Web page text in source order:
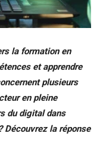
la formation en
et apprendre
plusieurs
en pleine
du digital dans
Découvrez la réponse